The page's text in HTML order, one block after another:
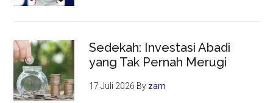
Sedekah: Investasi Abadi
yang Tak Pernah Merugi
17 Juli 2026 By zam